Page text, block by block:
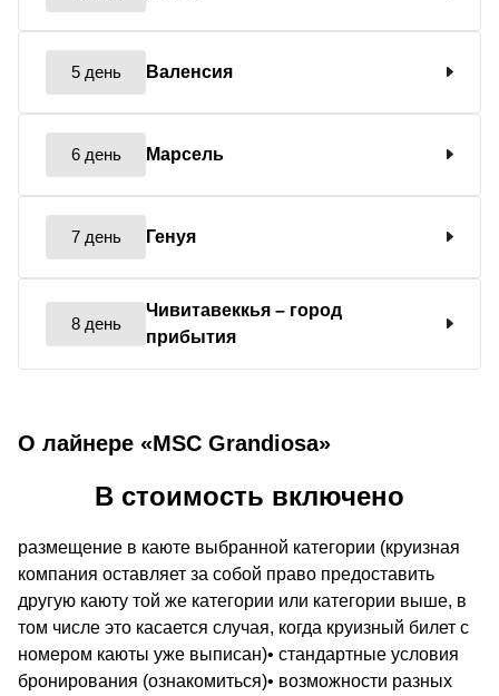
5 день Валенсия
6 день Марсель
7 день Генуя
8 день
Чивитавеккья – город
прибытия
О лайнере «MSC Grandiosa»
В стоимость включено
размещение в каюте выбранной категории (круизная
компания оставляет за собой право предоставить
другую каюту той же категории или категории выше, в
том числе это касается случая, когда круизный билет с
номером каюты уже выписан)• стандартные условия
бронирования (ознакомиться)• возможности разных